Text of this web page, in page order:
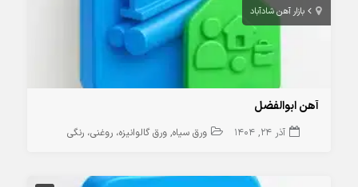
بازار آهن شادآباد
آهن ابوالفضل
آذر 24, 1404 ورق سیاه ورق گالوانیزه، روغنی، رنگی